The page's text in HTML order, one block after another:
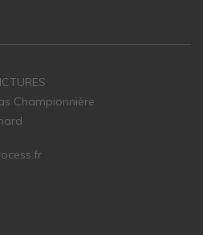
Championnière